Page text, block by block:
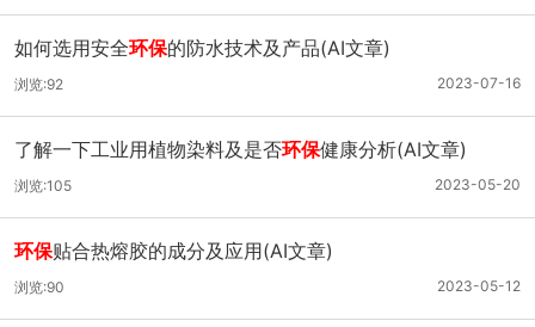
如何选用安全环保的防水技术及产品(AI文章)
2023-07-16
浏览:92
了解一下工业用植物染料及是否环保健康分析(AI文章)
2023-05-20
浏览:105
环保贴合热熔胶的成分及应用(AI文章)
2023-05-12
浏览:90